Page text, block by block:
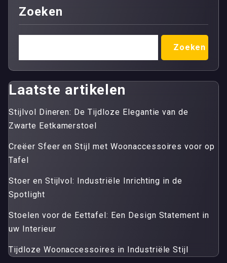
Zoeken
Zoeken
Laatste artikelen
Stijlvol Dineren: De Tijdloze Elegantie van de
Zwarte Eetkamerstoel
Creëer Sfeer en Stijl met Woonaccessoires voor op
Tafel
Stoer en Stijlvol: Industriële Inrichting in de
Spotlight
Stoelen voor de Eettafel: Een Design Statement in
uw Interieur
Tijdloze Woonaccessoires in Industriële Stijl